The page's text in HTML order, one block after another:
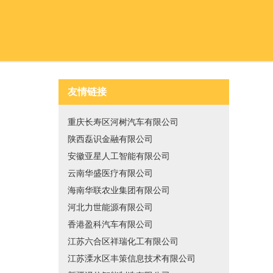
友情链接
重庆长寿区河树汽车有限公司
陕西磊识金融有限公司
安徽亚星人工智能有限公司
云南华盛医疗有限公司
海南华联农业集团有限公司
河北力世能源有限公司
香港盈科汽车有限公司
江苏六合区祥瑞化工有限公司
江苏溧水区丰策信息技术有限公司